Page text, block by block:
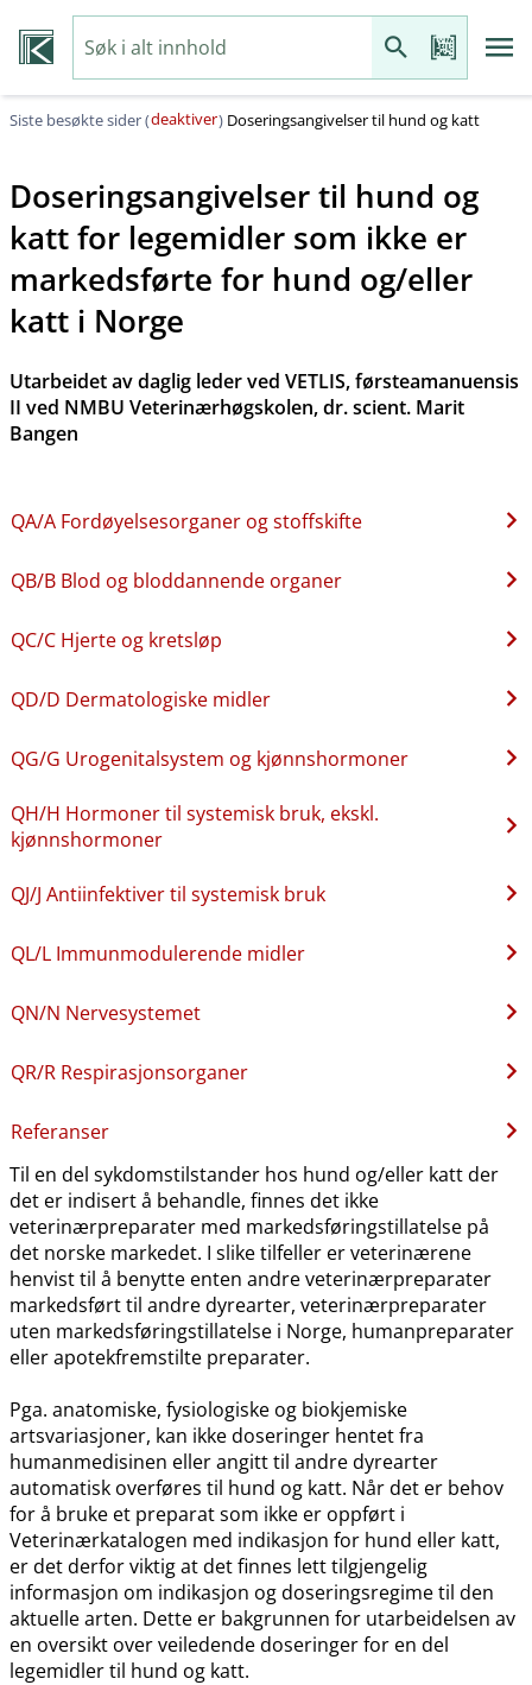
Siste besøkte sider (deaktiver) Doseringsangivelser til hund og katt
Doseringsangivelser til hund og
katt for legemidler som ikke er
markedsførte for hund og​/​eller
katt i Norge
Utarbeidet av daglig leder ved VETLIS, førsteamanuensis
II ved NMBU Veterinærhøgskolen, dr. scient. Marit
Bangen
QA​/​A Fordøyelsesorganer og stoffskifte
QB​/​B Blod og bloddannende organer
QC​/​C Hjerte og kretsløp
QD​/​D Dermatologiske midler
QG​/​G Urogenitalsystem og kjønnshormoner
QH​/​H Hormoner til systemisk bruk, ekskl.
kjønnshormoner
QJ​/​J Antiinfektiver til systemisk bruk
QL​/​L Immunmodulerende midler
QN​/​N Nervesystemet
QR​/​R Respirasjonsorganer
Referanser
Til en del sykdomstilstander hos hund og​/​eller katt der
det er indisert å behandle, finnes det ikke
veterinærpreparater med markedsføringstillatelse på
det norske markedet. I slike tilfeller er veterinærene
henvist til å benytte enten andre veterinærpreparater
markedsført til andre dyrearter, veterinærpreparater
uten markedsføringstillatelse i Norge, humanpreparater
eller apotekfremstilte preparater.
Pga. anatomiske, fysiologiske og biokjemiske
artsvariasjoner, kan ikke doseringer hentet fra
humanmedisinen eller angitt til andre dyrearter
automatisk overføres til hund og katt. Når det er behov
for å bruke et preparat som ikke er oppført i
Veterinærkatalogen med indikasjon for hund eller katt,
er det derfor viktig at det finnes lett tilgjengelig
informasjon om indikasjon og doseringsregime til den
aktuelle arten. Dette er bakgrunnen for utarbeidelsen av
en oversikt over veiledende doseringer for en del
legemidler til hund og katt.